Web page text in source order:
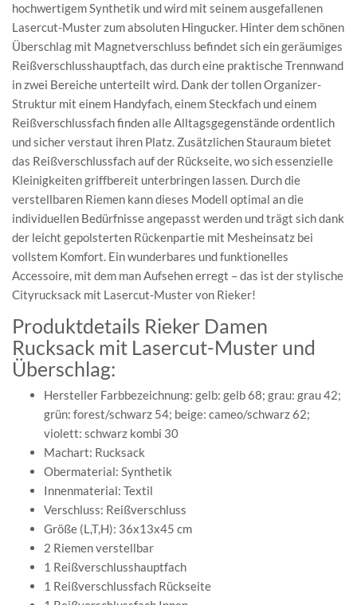
hochwertigem Synthetik und wird mit seinem ausgefallenen
Lasercut-Muster zum absoluten Hingucker. Hinter dem schönen
Überschlag mit Magnetverschluss befindet sich ein geräumiges
Reißverschlusshauptfach, das durch eine praktische Trennwand
in zwei Bereiche unterteilt wird. Dank der tollen Organizer-
Struktur mit einem Handyfach, einem Steckfach und einem
Reißverschlussfach finden alle Alltagsgegenstände ordentlich
und sicher verstaut ihren Platz. Zusätzlichen Stauraum bietet
das Reißverschlussfach auf der Rückseite, wo sich essenzielle
Kleinigkeiten griffbereit unterbringen lassen. Durch die
verstellbaren Riemen kann dieses Modell optimal an die
individuellen Bedürfnisse angepasst werden und trägt sich dank
der leicht gepolsterten Rückenpartie mit Mesheinsatz bei
vollstem Komfort. Ein wunderbares und funktionelles
Accessoire, mit dem man Aufsehen erregt – das ist der stylische
Cityrucksack mit Lasercut-Muster von Rieker!
Produktdetails Rieker Damen
Rucksack mit Lasercut-Muster und
Überschlag:
Hersteller Farbbezeichnung: gelb: gelb 68; grau: grau 42;
grün: forest/schwarz 54; beige: cameo/schwarz 62;
violett: schwarz kombi 30
Machart: Rucksack
Obermaterial: Synthetik
Innenmaterial: Textil
Verschluss: Reißverschluss
Größe (L,T,H): 36x13x45 cm
2 Riemen verstellbar
1 Reißverschlusshauptfach
1 Reißverschlussfach Rückseite